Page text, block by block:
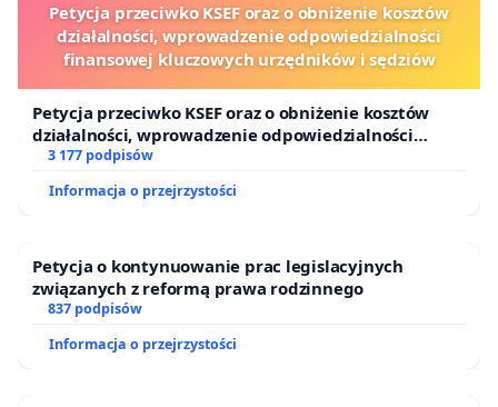
Petycja przeciwko KSEF oraz o obniżenie kosztów
działalności, wprowadzenie odpowiedzialności
finansowej kluczowych urzędników i sędziów
Petycja przeciwko KSEF oraz o obniżenie kosztów
działalności, wprowadzenie odpowiedzialności
finansowej kluczowych urzędników i sędziów
3 177 podpisów
Informacja o przejrzystości
Petycja o kontynuowanie prac legislacyjnych
związanych z reformą prawa rodzinnego
837 podpisów
Informacja o przejrzystości